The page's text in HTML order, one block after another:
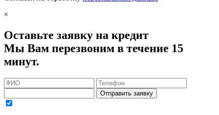
×
Оставьте заявку на кредит
Мы Вам перезвоним в течение 15
минут.
Отправить заявку